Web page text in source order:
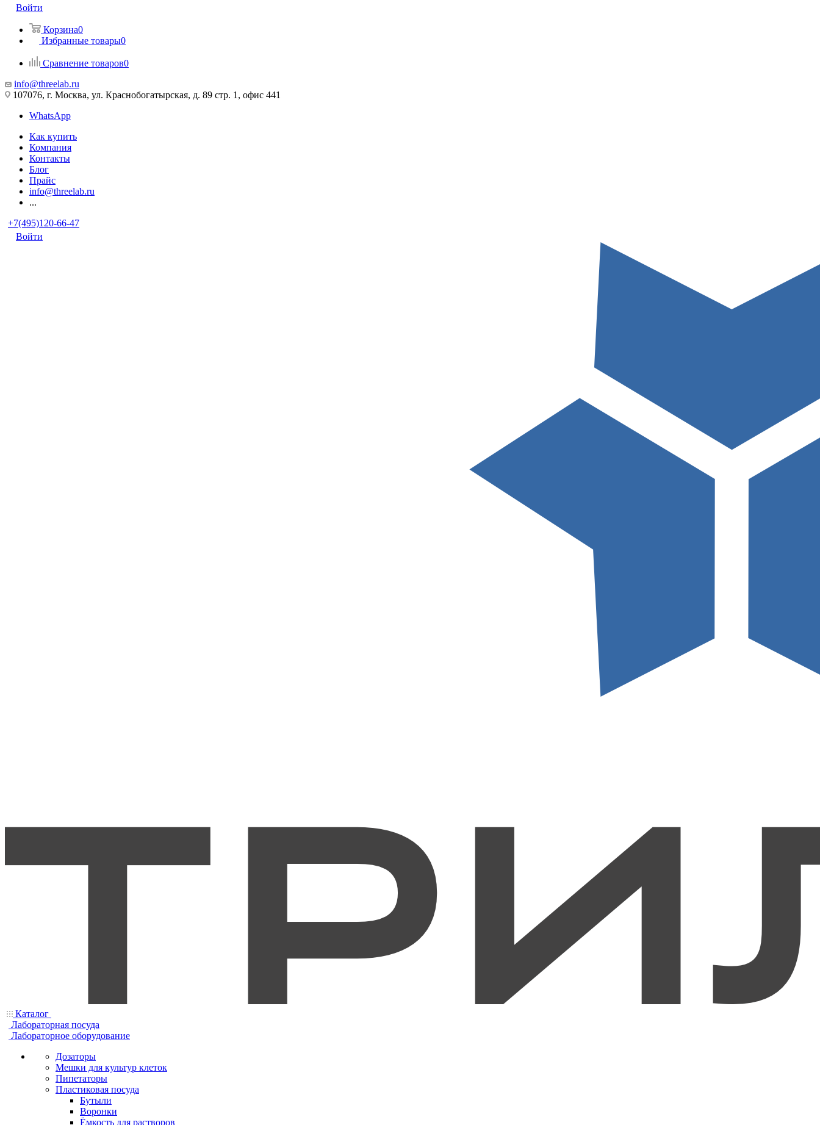
Войти
Корзина0
Избранные товары0
Сравнение товаров0
info@threelab.ru
107076, г. Москва, ул. Краснобогатырская, д. 89 стр. 1, офис 441
WhatsApp
Как купить
Компания
Контакты
Блог
Прайс
info@threelab.ru
...
+7(495)120-66-47
Войти
Каталог
Лабораторная посуда
Лабораторное оборудование
Дозаторы
Мешки для культур клеток
Пипетаторы
Пластиковая посуда
Бутыли
Воронки
Ёмкость для растворов